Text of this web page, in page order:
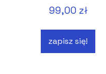
99,00 zł
zapisz się!